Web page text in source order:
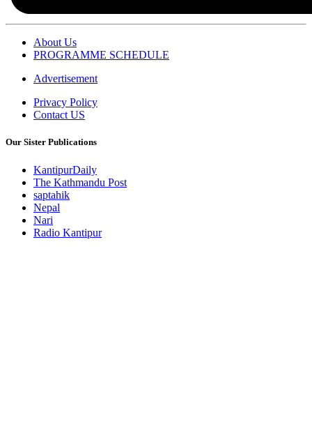
About Us
PROGRAMME SCHEDULE
Advertisement
Privacy Policy
Contact US
Our Sister Publications
KantipurDaily
The Kathmandu Post
saptahik
Nepal
Nari
Radio Kantipur